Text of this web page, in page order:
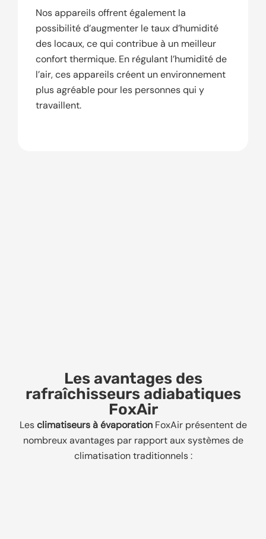
Nos appareils offrent également la
possibilité d’augmenter le taux d’humidité
des locaux, ce qui contribue à un meilleur
confort thermique. En régulant l’humidité de
l’air, ces appareils créent un environnement
plus agréable pour les personnes qui y
travaillent.
Les avantages des
rafraîchisseurs adiabatiques
FoxAir
Lesclimatiseurs à évaporationFoxAir présentent de
nombreux avantages par rapport aux systèmes de
climatisation traditionnels :